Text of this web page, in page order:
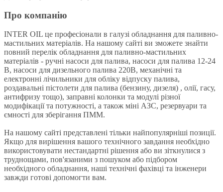
Про компанію
INTER OIL це професіонали в галузі обладнання для паливно-
мастильних матеріалів. На нашому сайті ви зможете знайти
повний перелік обладнання для паливно-мастильних
матеріалів - ручні насоси для палива, насоси для палива 12-24
В, насоси для дизельного палива 220В, механічні та
електронні лічильники для обліку відпуску палива,
роздавальні пістолети для палива (бензину, дизеля) , олії, гасу,
антифризу тощо), заправні колонки та модулі різної
модифікації та потужності, а також міні АЗС, резервуари та
ємності для зберігання ПММ.
На нашому сайті представлені тільки найпопулярніші позиції.
Якщо для вирішення вашого технічного завдання необхідно
використовувати нестандартні рішення або ви зіткнулися з
труднощами, пов'язаними з пошуком або підбором
необхідного обладнання, наші технічні фахівці та інженери
завжди готові допомогти вам.